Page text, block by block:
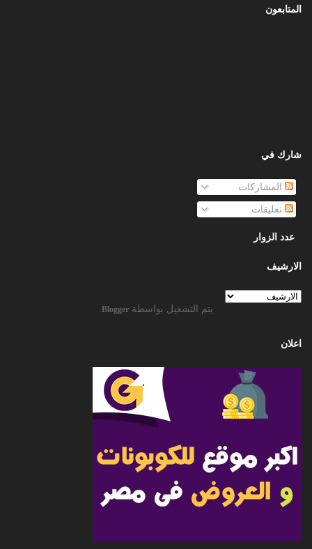
المتابعون
شارك في
المشاركات
تعليقات
عدد الزوار
الارشيف
يتم التشغيل بواسطة Blogger
.
اعلان